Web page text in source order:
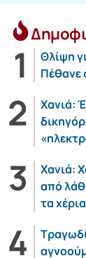
Θλίψη
Πέθανε
Χανιά:
Χανιά:
από
τα